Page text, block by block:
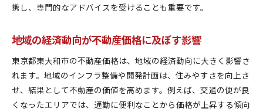
携し、専門的なアドバイスを受けることも重要です。
地域の経済動向が不動産価格に及ぼす影響
東京都東大和市の不動産価格は、地域の経済動向に大きく影響さ
れます。地域のインフラ整備や開発計画は、住みやすさを向上さ
せ、結果として不動産の価値を高めます。例えば、交通の便が良
くなったエリアでは、通勤に便利なことから価格が上昇する傾向